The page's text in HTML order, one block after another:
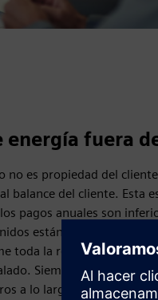
energía fuera
no es propiedad del
balance del cliente. Esta
pagos anuales son
están vinculados a los
toda la responsabilidad
Siemens también
a lo largo de la vigencia